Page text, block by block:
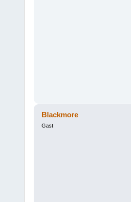
Blackmore
Gast